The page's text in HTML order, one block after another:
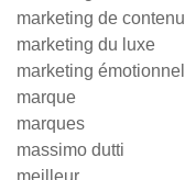
marketing de contenu
marketing du luxe
marketing émotionnel
marque
marques
massimo dutti
meilleur